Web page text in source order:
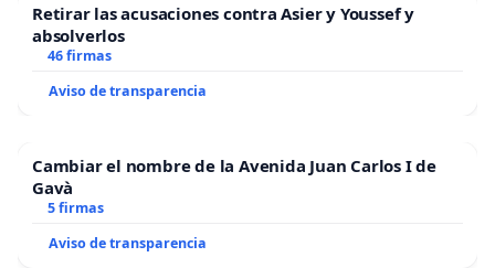
Retirar las acusaciones contra Asier y Youssef y
absolverlos
46 firmas
Aviso de transparencia
Cambiar el nombre de la Avenida Juan Carlos I de
Gavà
5 firmas
Aviso de transparencia